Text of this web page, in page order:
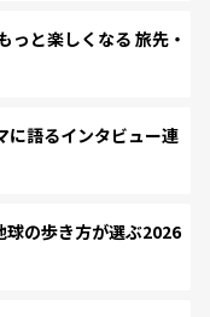
と楽しくなる 旅先・
に語るインタビュー連
の歩き方が選ぶ2026